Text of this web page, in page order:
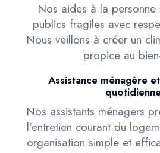
Nos aides à la personne
publics fragiles avec
Nous veillons à créer un
propice au
Assistance ménagère
Nos assistants ménagers
l’entretien courant du
organisation simple et